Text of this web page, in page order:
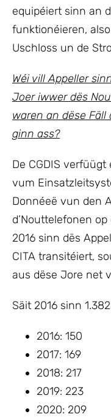
equipéiert sinn an
funktionéieren,
Uschloss un de
Wéi vill Appeller
Joer iwwer dës
waren an dëse Fäll
ginn ass?
De CGDIS
vum
Donnéeë vun den
d’Nouttelefonen
2016 sinn dës
CITA transitéiert,
aus dëse Jore net
Säit 2016 sinn
2016: 150
2017: 169
2018: 217
2019: 223
2020: 209